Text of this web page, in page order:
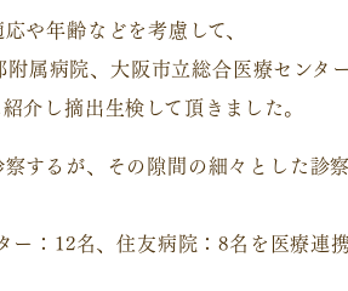
や年齢などを考慮して、
属病院、大阪市立総合医療センター
介し摘出生検して頂きました。
するが、その隙間の細々とした診
：12名、住友病院：8名を医療連